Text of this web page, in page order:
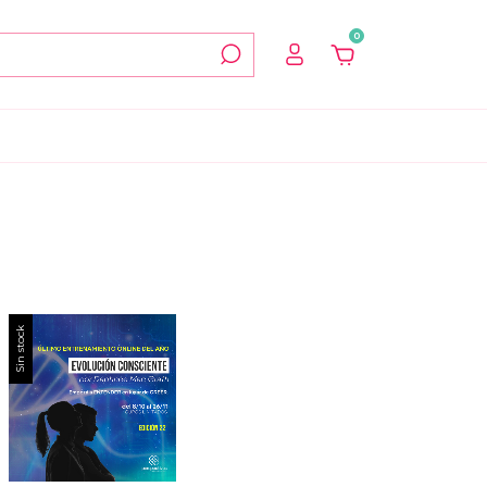
0
Sin stock